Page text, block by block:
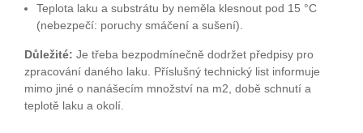
Teplota laku a substrátu by neměla klesnout pod 15 °C
(nebezpečí: poruchy smáčení a sušení).
Důležité: Je třeba bezpodmínečně dodržet předpisy pro
zpracování daného laku. Příslušný technický list informuje
mimo jiné o nanášecím množství na m2, době schnutí a
teplotě laku a okolí.